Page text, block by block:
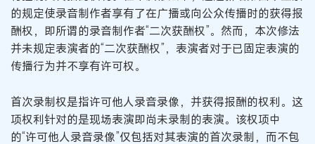
的规定使录音制作者享有了在广播或向公众传播时的获得报
酬权，即所谓的录音制作者“二次获酬权”。然而，本次修法
并未规定表演者的“二次获酬权”，表演者对于已固定表演的
传播行为并不享有许可权。
首次录制权是指许可他人录音录像，并获得报酬的权利。这
项权利针对的是现场表演即尚未录制的表演。该权项中
的“许可他人录音录像”仅包括对其表演的首次录制，而不包